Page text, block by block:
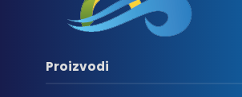
Proizvodi